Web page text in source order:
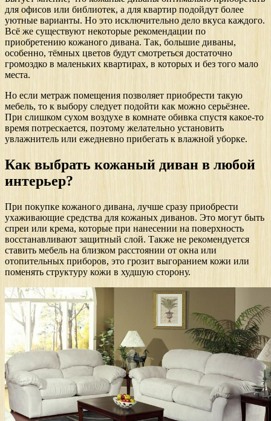
для офисов или библиотек, а для квартир подойдут более
уютные варианты. Но это исключительно дело вкуса каждого.
Всё же существуют некоторые рекомендации по
приобретению кожаного дивана. Так, большие диваны,
особенно, тёмных цветов будут смотреться достаточно
громоздко в маленьких квартирах, в которых и без того мало
места.
Но если метраж помещения позволяет приобрести такую
мебель, то к выбору следует подойти как можно серьёзнее.
При слишком сухом воздухе в комнате обивка спустя какое-то
время потрескается, поэтому желательно установить
увлажнитель или ежедневно прибегать к влажной уборке.
Как выбрать кожаный диван в любой
интерьер?
При покупке кожаного дивана, лучше сразу приобрести
ухаживающие средства для кожаных диванов. Это могут быть
спреи или крема, которые при нанесении на поверхность
восстанавливают защитный слой. Также не рекомендуется
ставить мебель на близком расстоянии от окна или
отопительных приборов, это грозит выгоранием кожи или
поменять структуру кожи в худшую сторону.